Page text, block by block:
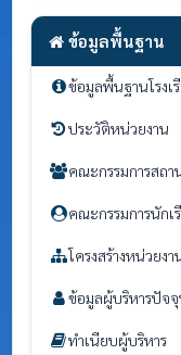
ข้อมูลพื้นฐาน
ข้อมูลพื้นฐานโรงเ
ประวัติหน่วยงาน
คณะกรรมการสถา
คณะกรรมการนักเ
โครงสร้างหน่วยงา
ข้อมูลผู้บริหารปัจ
ทำเนียบผู้บริหาร